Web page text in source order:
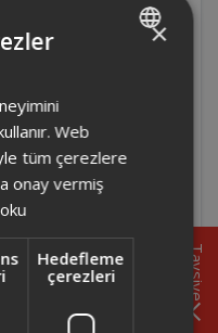
nedir?
Sıcak Hava
Sıcak Hava
Sıcak Hava
Tavsiye
×
Web
tüm çerezlere
onay vermiş
Hedefleme
çerezleri